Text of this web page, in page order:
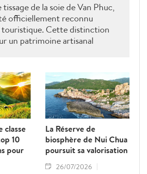
tissage de la soie de Van Phuc,
officiellement reconnu
touristique. Cette distinction
un patrimoine artisanal
fondé sur la préservation
traditionnels.
classe
10
pour
La Réserve de
biosphère de Nui Chua
poursuit sa valorisation
26/07/2026